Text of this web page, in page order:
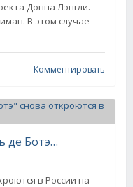
Донна Лэнгли.
В этом случае
Комментировать
"Ведомости": магазины "Иль де Ботэ" снова откроются в России на месте Sephora
в России на